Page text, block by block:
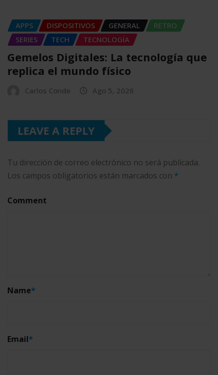
APPS DISPOSITIVOS GENERAL
RETRO
SERIES
TECH TECNOLOGÍA
Gemelos Digitales: La tecnología que
replica el mundo físico
Carlos Conde Ago 5, 2026
LEAVE A REPLY
Tu dirección de correo electrónico no será publicada.
Los campos obligatorios están marcados con *
Comment
Name*
Email*